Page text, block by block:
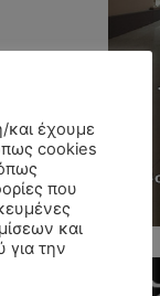
και έχουμε
cookies
που
και
για την